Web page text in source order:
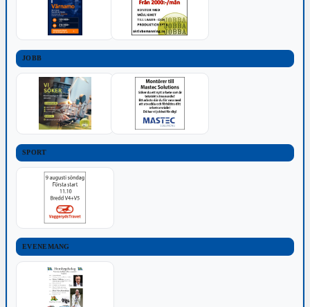
JOBB
SPORT
EVENEMANG